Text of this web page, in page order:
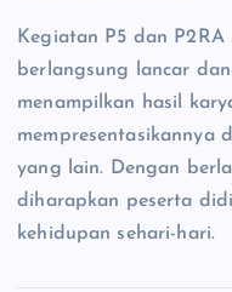
Kegiatan P5 dan
berlangsung lancar
menampilkan hasil
mempresentasikannya
yang lain. Dengan
diharapkan peserta
kehidupan sehari-hari.